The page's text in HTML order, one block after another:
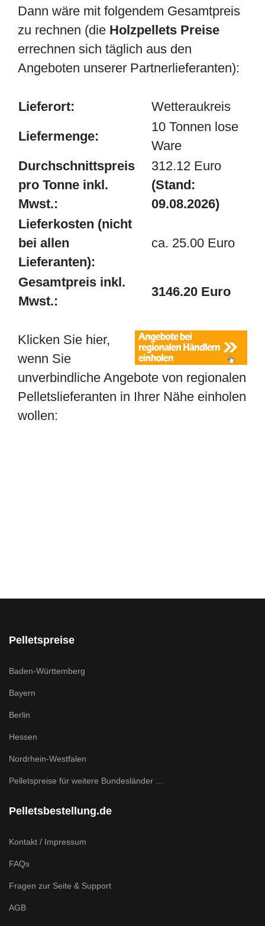
Dann wäre mit folgendem Gesamtpreis
zu rechnen (die Holzpellets Preise
errechnen sich täglich aus den
Angeboten unserer Partnerlieferanten):
Lieferort:
Wetteraukreis
Liefermenge:
10 Tonnen lose
Ware
Durchschnittspreis
pro Tonne inkl.
Mwst.:
312.12 Euro
(Stand:
09.08.2026)
Lieferkosten (nicht
bei allen
Lieferanten):
ca. 25.00 Euro
Gesamtpreis inkl.
Mwst.:
3146.20 Euro
Klicken Sie hier,
wenn Sie
unverbindliche Angebote von regionalen
Pelletslieferanten in Ihrer Nähe einholen
wollen:
Pelletspreise
Baden-Württemberg
Bayern
Berlin
Hessen
Nordrhein-Westfalen
Pelletspreise für weitere Bundesländer ...
Pelletsbestellung.de
Kontakt / Impressum
FAQs
Fragen zur Seite & Support
AGB